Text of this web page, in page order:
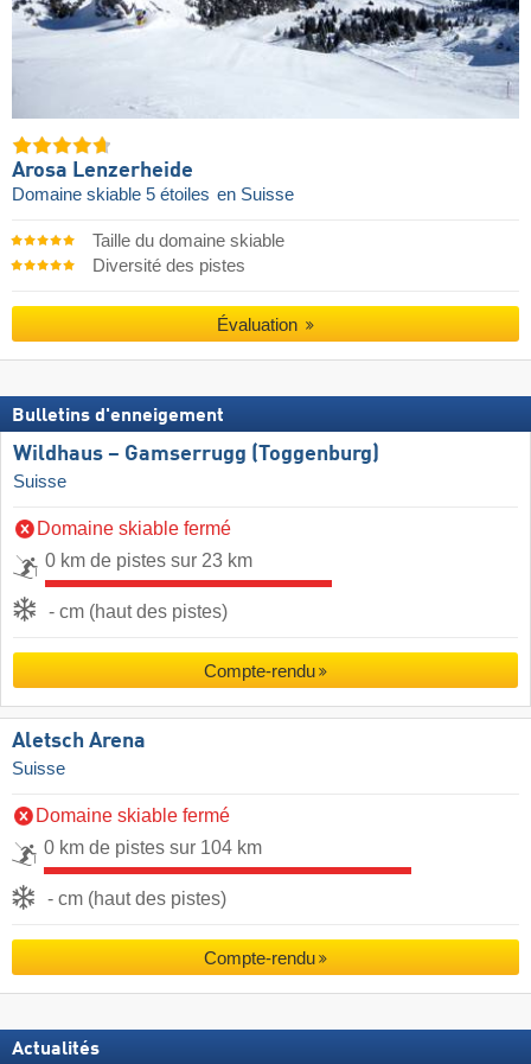
Arosa Lenzerheide
Domaine skiable 5 étoiles en Suisse
Taille du domaine skiable
Diversité des pistes
Évaluation
Bulletins d'enneigement
Wildhaus – Gamserrugg (Toggenburg)
Suisse
Domaine skiable fermé
0 km de pistes sur 23 km
- cm (haut des pistes)
Compte-rendu
Aletsch Arena
Suisse
Domaine skiable fermé
0 km de pistes sur 104 km
- cm (haut des pistes)
Compte-rendu
Actualités